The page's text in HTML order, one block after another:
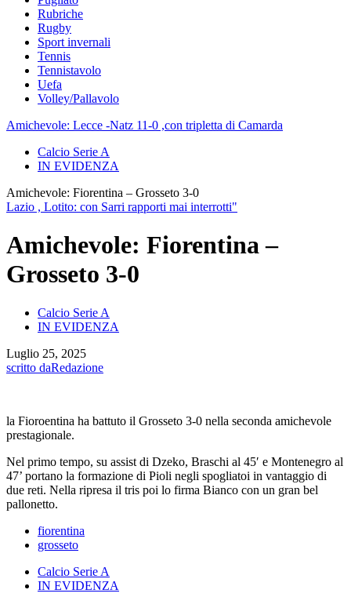
Rubriche
Rugby
Sport invernali
Tennis
Tennistavolo
Uefa
Volley/Pallavolo
Amichevole: Lecce -Natz 11-0 ,con tripletta di Camarda
Calcio Serie A
IN EVIDENZA
Amichevole: Fiorentina – Grosseto 3-0
Lazio , Lotito: con Sarri rapporti mai interrotti"
Amichevole: Fiorentina –
Grosseto 3-0
Calcio Serie A
IN EVIDENZA
Luglio 25, 2025
scritto daRedazione
la Fioroentina ha battuto il Grosseto 3-0 nella seconda amichevole
prestagionale.
Nel primo tempo, su assist di Dzeko, Braschi al 45′ e Montenegro al
47’ portano la formazione di Pioli negli spogliatoi in vantaggio di
due reti. Nella ripresa il tris poi lo firma Bianco con un gran bel
pallonetto.
fiorentina
grosseto
Calcio Serie A
IN EVIDENZA